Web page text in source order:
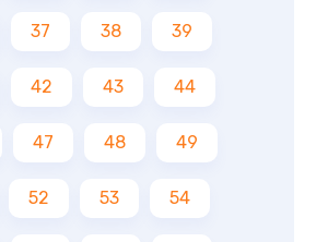
37 38 39
42 43 44
47 48 49
52 53 54